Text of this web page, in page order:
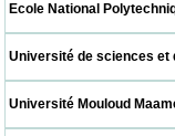
Ecole National
Université de
Université Mouloud